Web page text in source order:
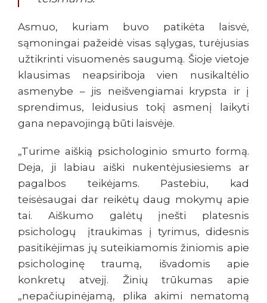
Asmuo, kuriam buvo patikėta laisvė,
sąmoningai pažeidė visas sąlygas, turėjusias
užtikrinti visuomenės saugumą. Šioje vietoje
klausimas neapsiriboja vien nusikaltėlio
asmenybe – jis neišvengiamai krypsta ir į
sprendimus, leidusius tokį asmenį laikyti
gana nepavojingą būti laisvėje.
„Turime aiškią psichologinio smurto formą.
Deja, ji labiau aiški nukentėjusiesiems ar
pagalbos teikėjams. Pastebiu, kad
teisėsaugai dar reikėtų daug mokymų apie
tai. Aiškumo galėtų įnešti platesnis
psichologų įtraukimas į tyrimus, didesnis
pasitikėjimas jų suteikiamomis žiniomis apie
psichologinę traumą, išvadomis apie
konkretų atvejį. Žinių trūkumas apie
„nepačiupinėjamą, plika akimi nematomą